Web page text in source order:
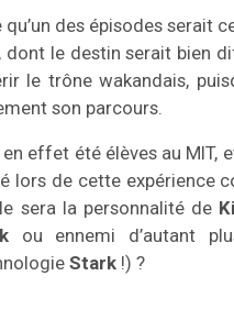
des épisodes serait
dont le destin serait bien
le trône wakandais,
son parcours.
effet été élèves au MIT,
lors de cette expérience
sera la personnalité de
ou ennemi d’autant
Stark !) ?